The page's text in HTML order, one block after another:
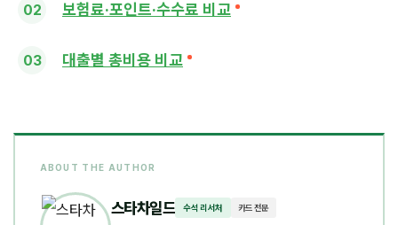
보험료·포인트·수수료 비교
대출별 총비용 비교
ABOUT THE AUTHOR
스타차일드 수석 리서처 카드 전문